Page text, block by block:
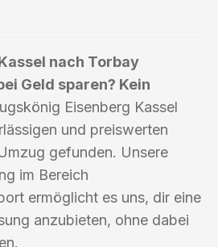
nach Torbay
Geld sparen? Kein
Eisenberg Kassel
und preiswerten
gefunden. Unsere
im Bereich
ermöglicht es uns, dir eine
anzubieten, ohne dabei